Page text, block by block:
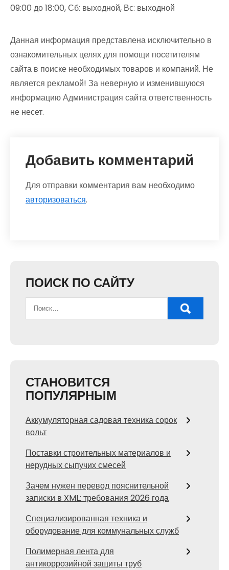
09:00 до 18:00, Сб: выходной, Вс: выходной
Данная информация представлена исключительно в
ознакомительных целях для помощи посетителям
сайта в поиске необходимых товаров и компаний. Не
является рекламой! За неверную и изменившуюся
информацию Администрация сайта ответственность
не несет.
Добавить комментарий
Для отправки комментария вам необходимо
авторизоваться.
ПОИСК ПО САЙТУ
СТАНОВИТСЯ
ПОПУЛЯРНЫМ
Аккумуляторная садовая техника сорок
вольт
Поставки строительных материалов и
нерудных сыпучих смесей
Зачем нужен перевод пояснительной
записки в XML: требования 2026 года
Специализированная техника и
оборудование для коммунальных служб
Полимерная лента для
антикоррозийной защиты труб